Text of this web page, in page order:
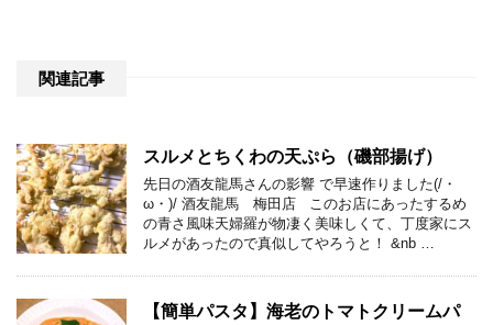
関連記事
スルメとちくわの天ぷら（磯部揚げ）
先日の酒友龍馬さんの影響 で早速作りました(/・
ω・)/ 酒友龍馬 梅田店 このお店にあったするめ
の青さ風味天婦羅が物凄く美味しくて、丁度家にス
ルメがあったので真似してやろうと！ &nb …
【簡単パスタ】海老のトマトクリームパ